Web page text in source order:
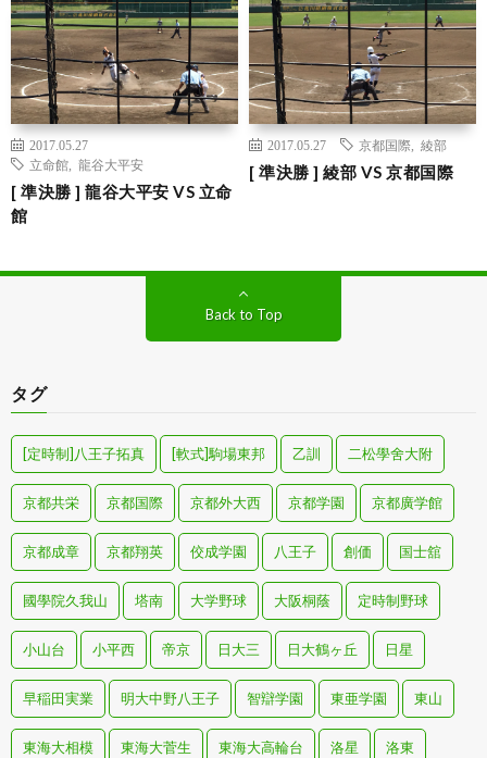
2017.05.27
立命館
龍谷大平安
[ 準決勝 ] 龍谷大平安 VS 立命
館
2017.05.27 京都国際 綾部
[ 準決勝 ] 綾部 VS 京都国際
Back to Top
タグ
[定時制]八王子拓真 [軟式]駒場東邦 乙訓 二松學舍大附
京都共栄 京都国際 京都外大西 京都学園 京都廣学館
京都成章 京都翔英 佼成学園 八王子 創価 国士舘
國學院久我山 塔南 大学野球 大阪桐蔭 定時制野球
小山台 小平西 帝京 日大三 日大鶴ヶ丘 日星
早稲田実業 明大中野八王子 智辯学園 東亜学園 東山
東海大相模 東海大菅生 東海大高輪台 洛星 洛東